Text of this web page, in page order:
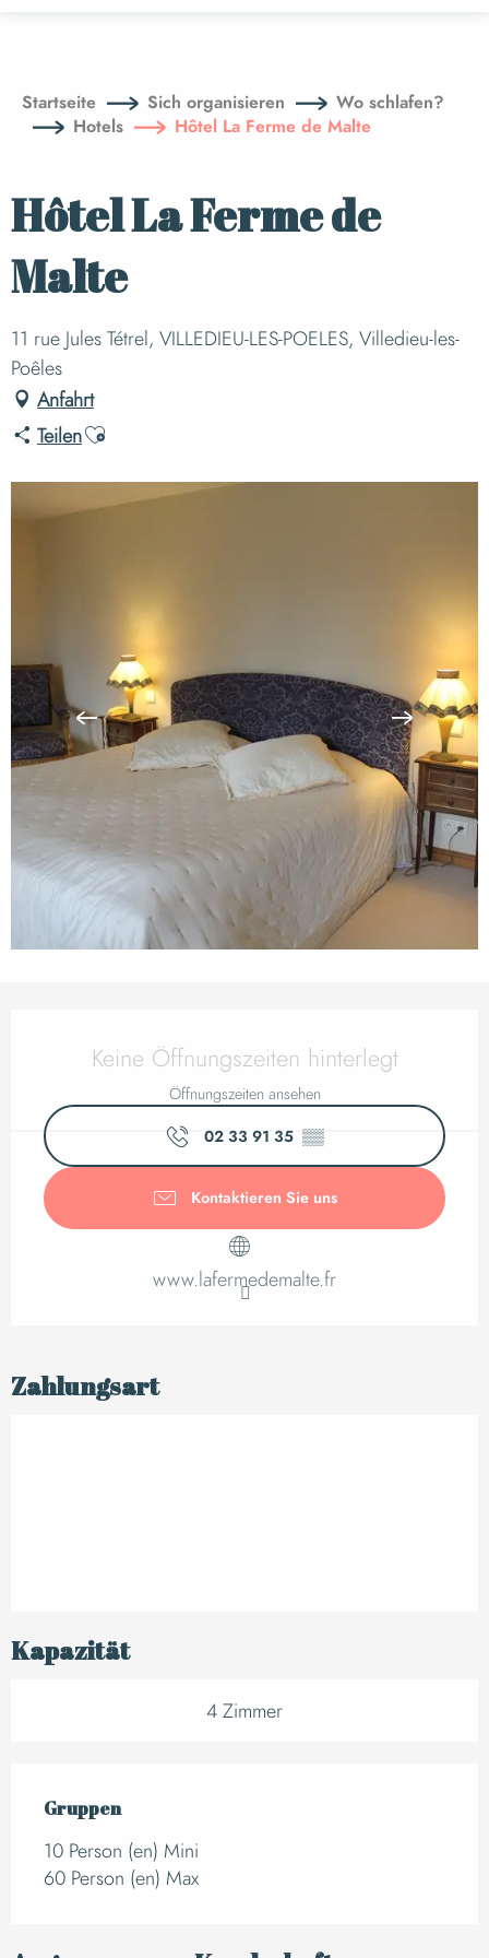
principal
Startseite Sich organisieren
Wo schlafen?
Hotels
Hôtel La Ferme de Malte
Hôtel La Ferme de
Malte
11 rue Jules Tétrel, VILLEDIEU-LES-POELES, Villedieu-les-
Poêles
Anfahrt
TeilenAjouter aux favoris
Öffnungszeiten &
Keine Öffnungszeiten hinterlegt
Öffnungszeiten ansehen
02 33 91 35 ▒▒
Kontaktieren Sie uns
www.lafermedemalte.fr
Zahlungsart
Kapazität
4 Zimmer
Gruppen
Gruppen
10 Person (en) Mini
60 Person (en) Max